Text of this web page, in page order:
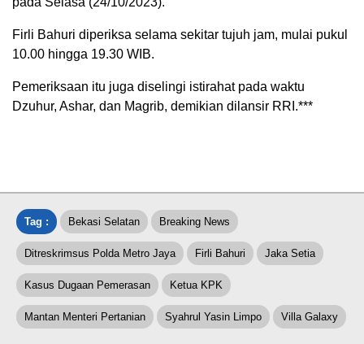
Firli Bahuri diperiksa selama sekitar tujuh jam, mulai pukul
10.00 hingga 19.30 WIB.
Pemeriksaan itu juga diselingi istirahat pada waktu
Dzuhur, Ashar, dan Magrib, demikian dilansir RRI.***
Tag : Bekasi Selatan Breaking News
Ditreskrimsus Polda Metro Jaya Firli Bahuri Jaka Setia
Kasus Dugaan Pemerasan Ketua KPK
Mantan Menteri Pertanian Syahrul Yasin Limpo Villa Galaxy